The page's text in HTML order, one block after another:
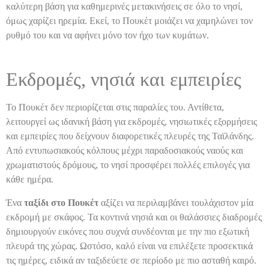
καλύτερη βάση για καθημερινές μετακινήσεις σε όλο το νησί,
όμως χαρίζει ηρεμία. Εκεί, το Πουκέτ μοιάζει να χαμηλώνει τον
ρυθμό του και να αφήνει μόνο τον ήχο των κυμάτων.
Εκδρομές, νησιά και εμπειρίες
Το Πουκέτ δεν περιορίζεται στις παραλίες του. Αντίθετα,
λειτουργεί ως ιδανική βάση για εκδρομές, νησιωτικές εξορμήσεις
και εμπειρίες που δείχνουν διαφορετικές πλευρές της Ταϊλάνδης.
Από εντυπωσιακούς κόλπους μέχρι παραδοσιακούς ναούς και
χρωματιστούς δρόμους, το νησί προσφέρει πολλές επιλογές για
κάθε ημέρα.
Ένα ταξίδι στο Πουκέτ αξίζει να περιλαμβάνει τουλάχιστον μία
εκδρομή με σκάφος. Τα κοντινά νησιά και οι θαλάσσιες διαδρομές
δημιουργούν εικόνες που συχνά συνδέονται με την πιο εξωτική
πλευρά της χώρας. Ωστόσο, καλό είναι να επιλέξετε προσεκτικά
τις ημέρες, ειδικά αν ταξιδεύετε σε περίοδο με πιο ασταθή καιρό.